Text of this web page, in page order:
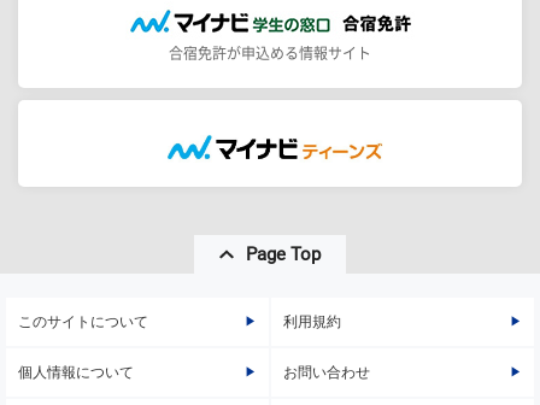
合宿免許が申込める情報サイト
Page Top
このサイトについて 利用規約
個人情報について お問い合わせ